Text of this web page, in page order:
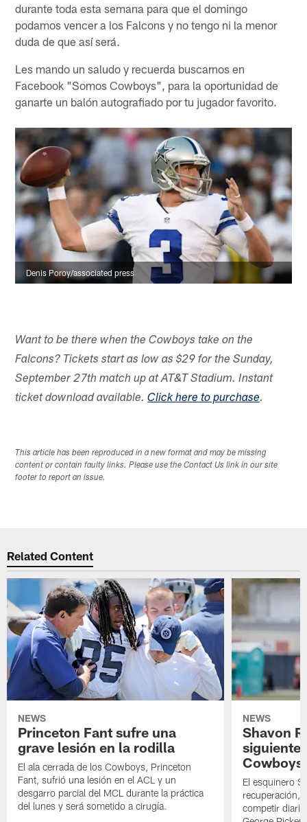
durante toda esta semana para que el domingo
podamos vencer a los Falcons y no tengo ni la menor
duda de que así será.
Les mando un saludo y recuerda buscarnos en
Facebook "Somos Cowboys", para la oportunidad de
ganarte un balón autografiado por tu jugador favorito.
Denis Poroy/associated press
Want to be there when the Cowboys take on the
Falcons? Tickets start as low as $29 for the Sunday,
September 27th match up at AT&T Stadium. Instant
ticket download available.Click here to purchase.
This article has been reproduced in a new format and may be missing
content or contain faulty links. Please use the Contact Us link in our site
footer to report an issue.
Related Content
NEWS
Princeton Fant sufre una
grave lesión en la rodilla
El ala cerrada de los Cowboys, Princeton
Fant, sufrió una lesión en el ACL y un
desgarro parcial del MCL durante la práctica
del lunes y será sometido a cirugía.
NEWS
Shavon
siguiente
Cowboys
El esquinero
recuperación,
competir